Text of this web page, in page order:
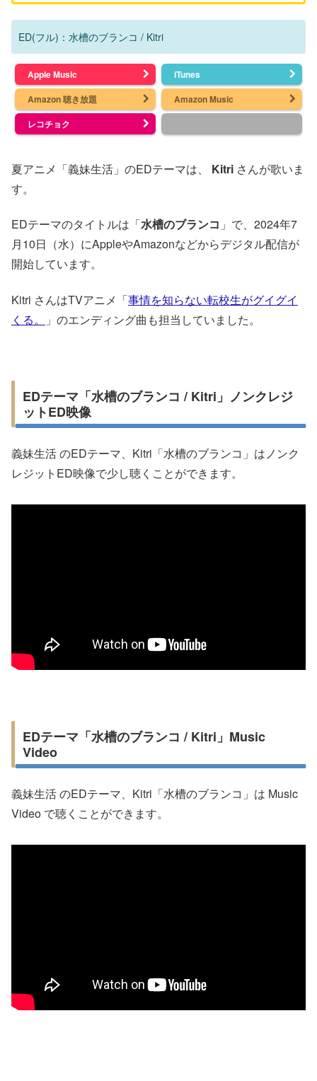
ED(フル)：水槽のブランコ / Kitri
Apple Music
iTunes
Amazon 聴き放題
Amazon Music
レコチョク
夏アニメ「義妹生活」のEDテーマは、 Kitri さんが歌いま
す。
EDテーマのタイトルは「水槽のブランコ 」で、2024年7
月10日（水）にAppleやAmazonなどからデジタル配信が
開始しています。
Kitri さんはTVアニメ「事情を知らない転校生がグイグイ
くる。
」のエンディング曲も担当していました。
EDテーマ「水槽のブランコ / Kitri」ノンクレジ
ットED映像
義妹生活 のEDテーマ、Kitri「水槽のブランコ」はノンク
レジットED映像で少し聴くことができます。
EDテーマ「水槽のブランコ / Kitri」Music
Video
義妹生活 のEDテーマ、Kitri「水槽のブランコ」は Music
Video で聴くことができます。